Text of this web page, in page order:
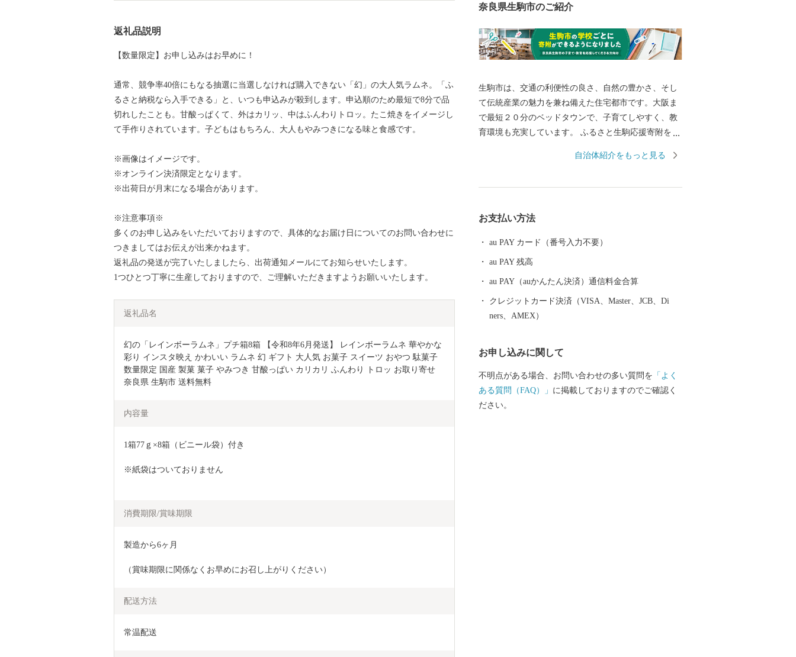
返礼品説明
【数量限定】お申し込みはお早めに！
通常、競争率40倍にもなる抽選に当選しなければ購入できない「幻」の大人気ラムネ。「ふ
るさと納税なら入手できる」と、いつも申込みが殺到します。申込順のため最短で8分で品
切れしたことも。甘酸っぱくて、外はカリッ、中はふんわりトロッ。たこ焼きをイメージし
て手作りされています。子どもはもちろん、大人もやみつきになる味と食感です。
※画像はイメージです。
※オンライン決済限定となります。
※出荷日が月末になる場合があります。
※注意事項※
多くのお申し込みをいただいておりますので、具体的なお届け日についてのお問い合わせに
つきましてはお伝えが出来かねます。
返礼品の発送が完了いたしましたら、出荷通知メールにてお知らせいたします。
1つひとつ丁寧に生産しておりますので、ご理解いただきますようお願いいたします。
返礼品名
幻の「レインボーラムネ」プチ箱8箱 【令和8年6月発送】 レインボーラムネ 華やかな
彩り インスタ映え かわいい ラムネ 幻 ギフト 大人気 お菓子 スイーツ おやつ 駄菓子
数量限定 国産 製菓 菓子 やみつき 甘酸っぱい カリカリ ふんわり トロッ お取り寄せ
奈良県 生駒市 送料無料
内容量
1箱77ｇ×8箱（ビニール袋）付き
※紙袋はついておりません
消費期限/賞味期限
製造から6ヶ月
（賞味期限に関係なくお早めにお召し上がりください）
配送方法
常温配送
奈良県生駒市のご紹介
生駒市は、交通の利便性の良さ、自然の豊かさ、そし
て伝統産業の魅力を兼ね備えた住宅都市です。大阪ま
で最短２０分のベッドタウンで、子育てしやすく、教
育環境も充実しています。 ふるさと生駒応援寄附を通
るまち、生駒をぜひ応援してください。
自治体紹介をもっと見る
お支払い方法
au PAY カード（番号入力不要）
au PAY 残高
au PAY（auかんたん決済）通信料金合算
クレジットカード決済（VISA、Master、JCB、Di
ners、AMEX）
お申し込みに関して
不明点がある場合、お問い合わせの多い質問を 「よく
ある質問（FAQ）」 に掲載しておりますのでご確認く
ださい。